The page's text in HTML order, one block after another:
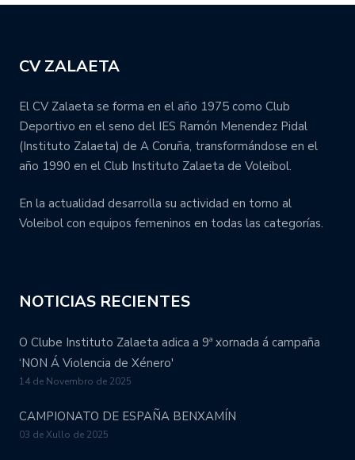
CV ZALAETA
El CV Zalaeta se forma en el año 1975 como Club
Deportivo en el seno del IES Ramón Menendez Pidal
(Instituto Zalaeta) de A Coruña, transformándose en el
año 1990 en el Club Instituto Zalaeta de Voleibol.
En la actualidad desarrolla su actividad en torno al
Voleibol con equipos femeninos en todas las categorías.
NOTICIAS RECIENTES
O Clube Instituto Zalaeta adica a 9ª xornada á campaña
‘NON Á Violencia de Xénero'
14 de Novembro de 2025
CAMPIONATO DE ESPAÑA BENXAMÍN
03 de Xullo de 2025